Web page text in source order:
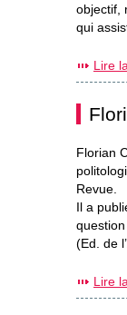
objectif,
qui
Lire
Florian
Revue.
Il a
(Ed. de
Lire